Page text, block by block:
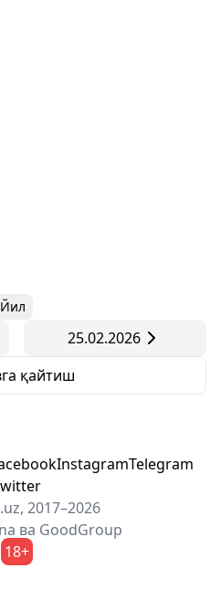
Йил
25.02.2026
қайтиш
InstagramTelegram
2017–2026
ва GoodGroup
18+